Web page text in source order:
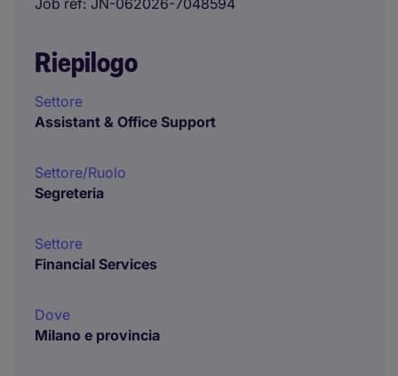
Job ref JN-062026-7048594
Riepilogo
Settore
Assistant & Office Support
Settore/Ruolo
Segreteria
Settore
Financial Services
Dove
Milano e provincia